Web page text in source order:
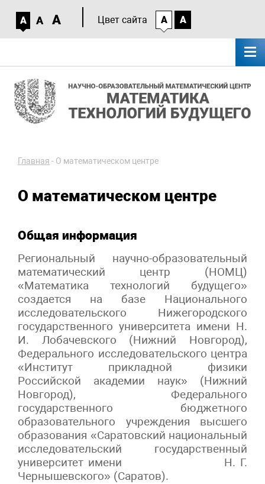
A A A Цвет сайта A A
Главная - О математическом центре
О математическом центре
Общая информация
Региональный научно-образовательный
математический центр (НОМЦ)
«Математика технологий будущего»
создается на базе Национального
исследовательского Нижегородского
государственного университета имени Н.
И. Лобачевского (Нижний Новгород),
Федерального исследовательского центра
«Институт прикладной физики
Российской академии наук» (Нижний
Новгород), Федерального
государственного бюджетного
образовательного учреждения высшего
образования «Саратовский национальный
исследовательский государственный
университет имени Н. Г.
Чернышевского» (Саратов).